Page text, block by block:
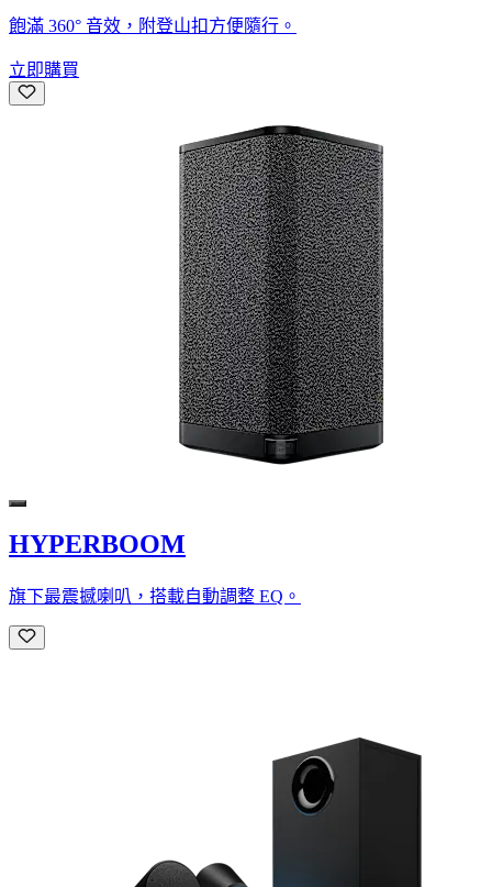
飽滿 360° 音效，附登山扣方便隨行。
立即購買
HYPERBOOM
旗下最震撼喇叭，搭載自動調整 EQ。